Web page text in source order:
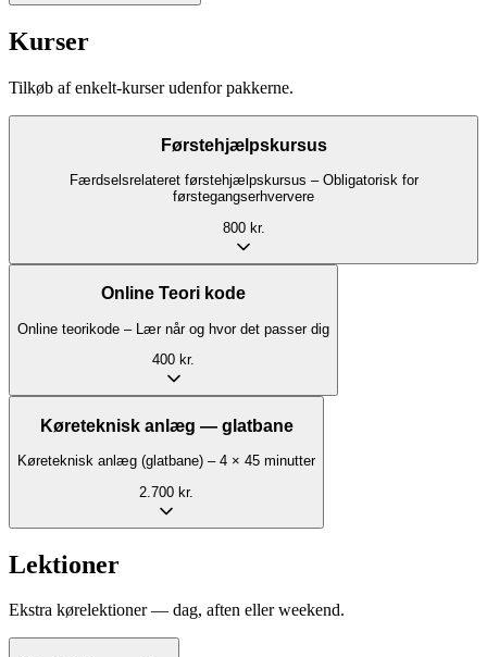
Kurser
Tilkøb af enkelt-kurser udenfor pakkerne.
Førstehjælpskursus
Færdselsrelateret førstehjælpskursus – Obligatorisk for
førstegangserhververe
800 kr.
Online Teori kode
Online teorikode – Lær når og hvor det passer dig
400 kr.
Køreteknisk anlæg — glatbane
Køreteknisk anlæg (glatbane) – 4 × 45 minutter
2.700 kr.
Lektioner
Ekstra kørelektioner — dag, aften eller weekend.